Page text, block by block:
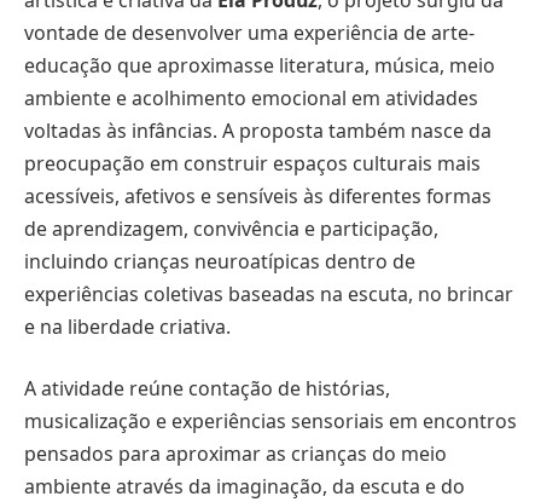
vontade de desenvolver uma experiência de arte-
educação que aproximasse literatura, música, meio
ambiente e acolhimento emocional em atividades
voltadas às infâncias. A proposta também nasce da
preocupação em construir espaços culturais mais
acessíveis, afetivos e sensíveis às diferentes formas
de aprendizagem, convivência e participação,
incluindo crianças neuroatípicas dentro de
experiências coletivas baseadas na escuta, no brincar
e na liberdade criativa.
A atividade reúne contação de histórias,
musicalização e experiências sensoriais em encontros
pensados para aproximar as crianças do meio
ambiente através da imaginação, da escuta e do